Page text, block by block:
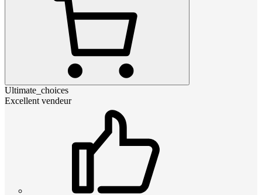
Ultimate_choices
Excellent vendeur